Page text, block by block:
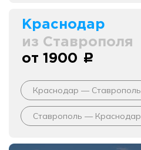
Краснодар
из Ставрополя
от 1900 c
Краснодар — Ставрополь
Ставрополь — Краснодар